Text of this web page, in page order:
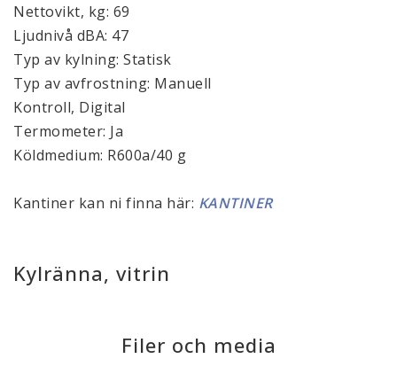
Nettovikt, kg: 69
Ljudnivå dBA: 47
Typ av kylning: Statisk
Typ av avfrostning: Manuell
Kontroll, Digital
Termometer: Ja
Köldmedium: R600a/40 g
Kantiner kan ni finna här: KANTINER
Kylränna, vitrin
Filer och media